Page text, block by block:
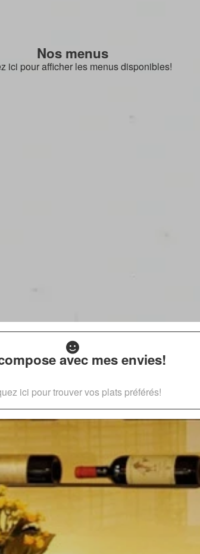
Nos menus
ici pour afficher les menus disponibles!
avec mes envies!
ici pour trouver vos plats préférés!